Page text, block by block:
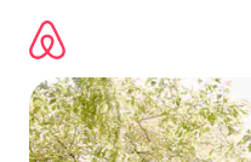
contenido